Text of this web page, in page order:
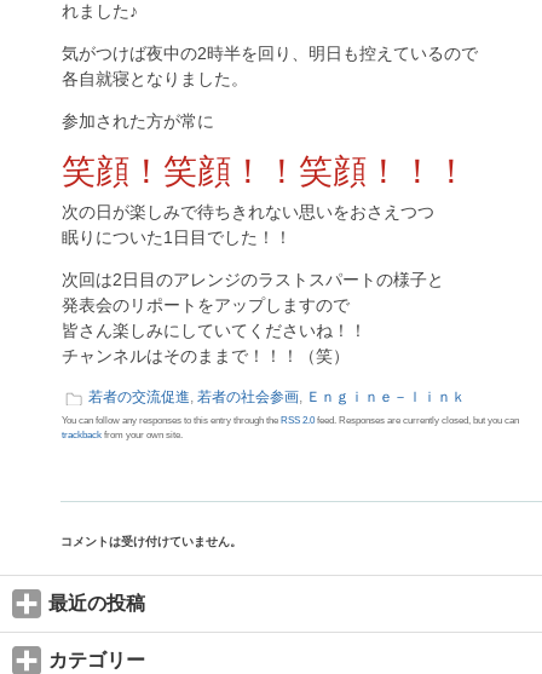
れました♪
気がつけば夜中の2時半を回り、明日も控えているので
各自就寝となりました。
参加された方が常に
笑顔！笑顔！！笑顔！！！
次の日が楽しみで待ちきれない思いをおさえつつ
眠りについた1日目でした！！
次回は2日目のアレンジのラストスパートの様子と
発表会のリポートをアップしますので
皆さん楽しみにしていてくださいね！！
チャンネルはそのままで！！！（笑）
若者の交流促進, 若者の社会参画, Ｅｎｇｉｎｅ－ｌｉｎｋ
You can follow any responses to this entry through the RSS 2.0 feed. Responses are currently closed, but you can
trackback from your own site.
コメントは受け付けていません。
最近の投稿
カテゴリー